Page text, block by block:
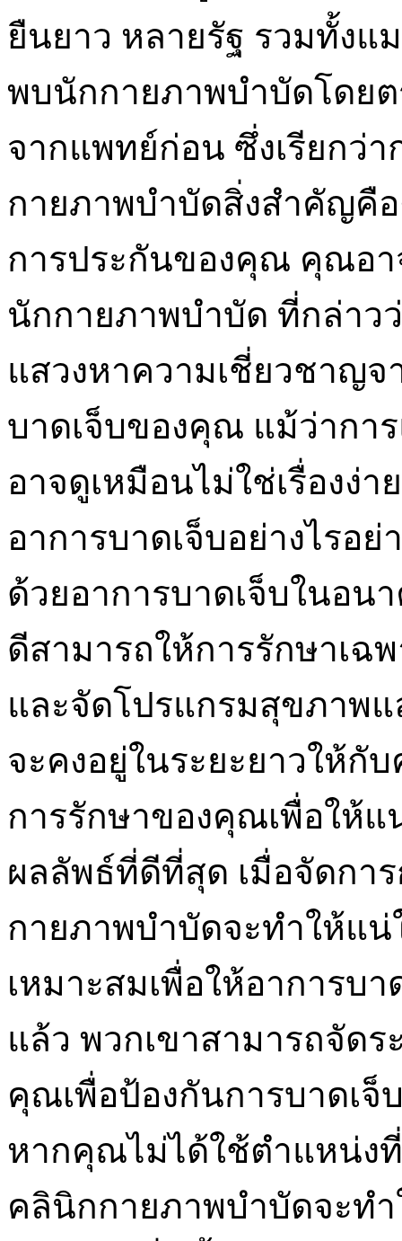
ยืนยาว หลายรัฐ รวมทั้ง
พบนักกายภาพบำบัดโดย
จากแพทย์ก่อน ซึ่งเรียกว่า
กายภาพบำบัดสิ่งสำคัญคื
การประกันของคุณ คุณอ
นักกายภาพบำบัด ที่กล่าว
แสวงหาความเชี่ยวชาญจ
บาดเจ็บของคุณ แม้ว่ากา
อาจดูเหมือนไม่ใช่เรื่องง่
อาการบาดเจ็บอย่างไรอย่
ด้วยอาการบาดเจ็บในอ
ดีสามารถให้การรักษาเฉ
และจัดโปรแกรมสุขภาพแ
จะคงอยู่ในระยะยาวให้
การรักษาของคุณเพื่อให้แ
ผลลัพธ์ที่ดีที่สุด เมื่อจัดกา
กายภาพบำบัดจะทำให้แ
เหมาะสมเพื่อให้อาการบ
แล้ว พวกเขาสามารถจัด
คุณเพื่อป้องกันการบาดเจ็
หากคุณไม่ได้ใช้ตำแหน่ง
คลินิกกายภาพบำบัดจะท